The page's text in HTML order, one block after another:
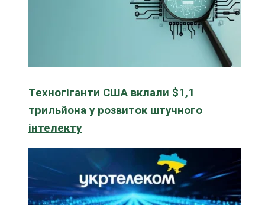
Техногіганти США вклали $1,1
трильйона у розвиток штучного
інтелекту